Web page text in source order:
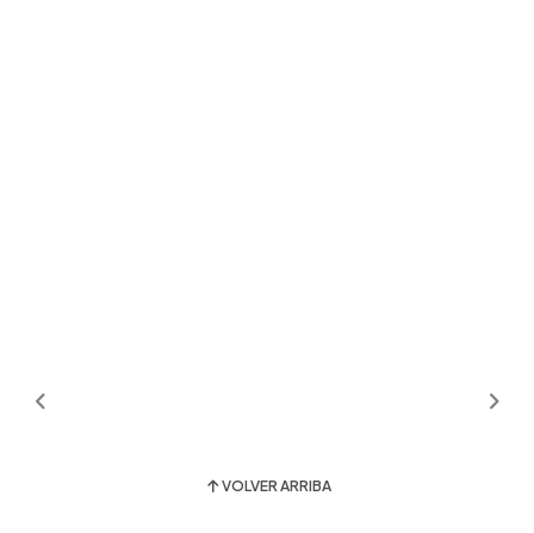
VOLVER ARRIBA